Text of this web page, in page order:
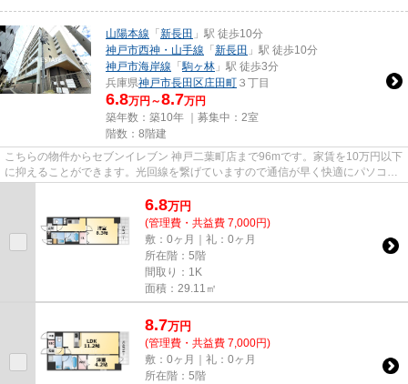
山陽本線 「 新長田 」駅 徒歩10分
神戸市西神・山手線 「 新長田 」駅 徒歩10分
神戸市海岸線 「駒ヶ林 」駅 徒歩3分
兵庫県神戸市長田区庄田町 ３丁目
6.8万円～8.7万円
築年数：築10年 ｜募集中： 2室
階数：8階建
こちらの物件からセブンイレブン 神戸二葉町店まで96mです。家賃を10万円以下
に抑えることができます。光回線を繋げていますので通信が早く快適にパソコン
6.8万円
(管理費・共益費 7,000円)
敷：0ヶ月｜礼：0ヶ月
所在階：5階
間取り：1K
面積：29.11㎡
8.7万円
(管理費・共益費 7,000円)
敷：0ヶ月｜礼：0ヶ月
所在階：5階